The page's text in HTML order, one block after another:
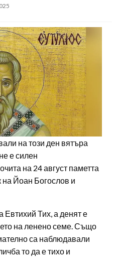
на този ден вятъра
е силен
на 24 август паметта
на Йоан Богослов и
Евтихий Тих, а денят е
на ленено семе. Също
са наблюдавали
то да е тихо и